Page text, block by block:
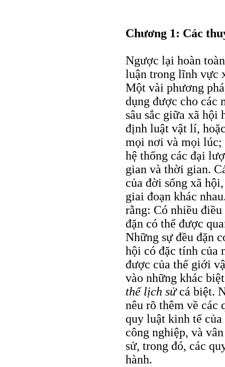
Chương 1: Các
Ngược lại hoàn
luận trong lĩnh vực
Một vài phương
dụng được cho các
sâu sắc giữa xã hội
định luật vật lí,
mọi nơi và mọi
hệ thống các đại
gian và thời gian.
của đời sống xã
giai đoạn khác
rằng: Có nhiều
đặn có thể được
Những sự đều đặn
hội có đặc tính của
được của thế giới
vào những khác
thế lịch sửcá biệt.
nêu rõ thêm về các
quy luật kinh tế
công nghiệp, và
sử, trong đó, các
hành.